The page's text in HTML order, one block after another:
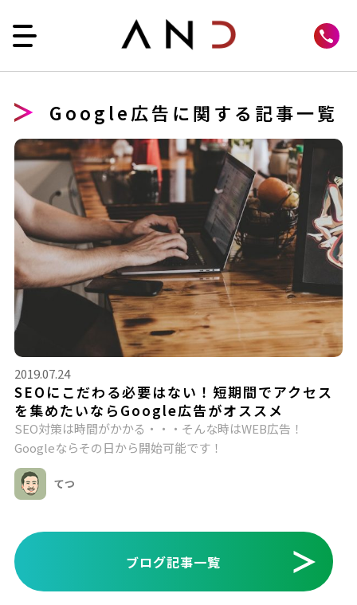
Google広告に関する記事一覧
2019.07.24
SEOにこだわる必要はない！短期間でアクセス
を集めたいならGoogle広告がオススメ
SEO対策は時間がかかる・・・そんな時はWEB広告！
Googleならその日から開始可能です！
てつ
ブログ記事一覧